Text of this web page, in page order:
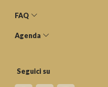
FAQ
Agenda
Seguici su